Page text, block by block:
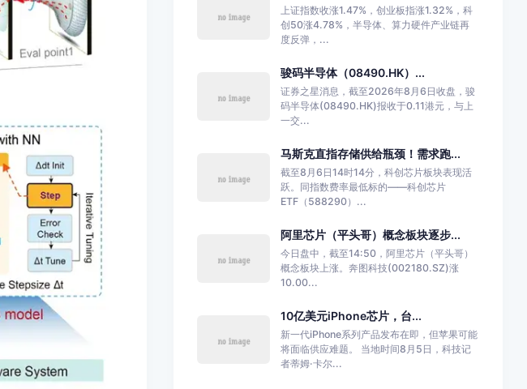
上证指数收涨1.47%，创业板指涨1.32%，科
创50涨4.78%，半导体、算力硬件产业链再
度反弹，...
骏码半导体（08490.HK）...
证券之星消息，截至2026年8月6日收盘，骏
码半导体(08490.HK)报收于0.11港元，与上
一交...
马斯克直指存储供给瓶颈！需求跑...
截至8月6日14时14分，科创芯片板块表现活
跃。同指数费率最低标的——科创芯片
ETF（588290）...
阿里芯片（平头哥）概念板块逐步...
今日盘中，截至14:50，阿里芯片（平头哥）
概念板块上涨。奔图科技(002180.SZ)涨
10.00...
10亿美元iPhone芯片，台...
新一代iPhone系列产品发布在即，但苹果可能
将面临供应难题。 当地时间8月5日，科技记
者蒂姆·卡尔...